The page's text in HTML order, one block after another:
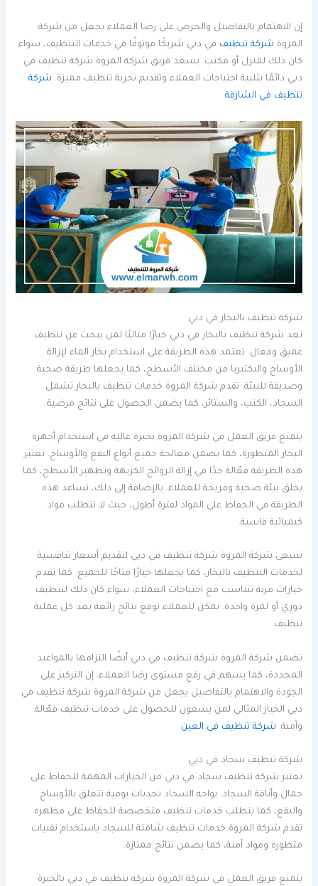
إن الاهتمام بالتفاصيل والحرص على رضا العملاء يجعل من شركة
المروة شركة تنظيف في دبي شريكًا موثوقًا في خدمات التنظيف، سواء
كان ذلك لمنزل أو مكتب. يسعد فريق شركة المروة شركة تنظيف في
دبي دائمًا بتلبية احتياجات العملاء وتقديم تجربة تنظيف مميزة. شركة
تنظيف في الشارقة
شركة تنظيف بالبخار في دبي
تعد شركة تنظيف بالبخار في دبي خيارًا مثاليًا لمن يبحث عن تنظيف
عميق وفعال. تعتمد هذه الطريقة على استخدام بخار الماء لإزالة
الأوساخ والبكتيريا من مختلف الأسطح، كما يجعلها طريقة صحية
وصديقة للبيئة. تقدم شركة المروة خدمات تنظيف بالبخار تشمل
السجاد، الكنب، والستائر، كما يضمن الحصول على نتائج مرضية.
يتمتع فريق العمل في شركة المروة بخبرة عالية في استخدام أجهزة
البخار المتطورة، كما يضمن معالجة جميع أنواع البقع والأوساخ. تعتبر
هذه الطريقة فعّالة جدًا في إزالة الروائح الكريهة وتطهير الأسطح، كما
يخلق بيئة صحية ومريحة للعملاء. بالإضافة إلى ذلك، تساعد هذه
الطريقة في الحفاظ على المواد لفترة أطول، حيث لا تتطلب مواد
كيميائية قاسية.
تسعى شركة المروة شركة تنظيف في دبي لتقديم أسعار تنافسية
لخدمات التنظيف بالبخار، كما يجعلها خيارًا متاحًا للجميع. كما تقدم
خيارات مرنة تتناسب مع احتياجات العملاء، سواء كان ذلك لتنظيف
دوري أو لمرة واحدة. يمكن للعملاء توقع نتائج رائعة بعد كل عملية
تنظيف.
تضمن شركة المروة شركة تنظيف في دبي أيضًا التزامها بالمواعيد
المحددة، كما يسهم في رفع مستوى رضا العملاء. إن التركيز على
الجودة والاهتمام بالتفاصيل يجعل من شركة المروة شركة تنظيف في
دبي الخيار المثالي لمن يسعون للحصول على خدمات تنظيف فعّالة
وآمنة. شركة تنظيف في العين
شركة تنظيف سجاد في دبي
تعتبر شركة تنظيف سجاد في دبي من الخيارات المهمة للحفاظ على
جمال وأناقة السجاد. يواجه السجاد تحديات يومية تتعلق بالأوساخ
والبقع، كما يتطلب خدمات تنظيف متخصصة للحفاظ على مظهره.
تقدم شركة المروة خدمات تنظيف شاملة للسجاد باستخدام تقنيات
متطورة ومواد آمنة، كما يضمن نتائج ممتازة.
يتمتع فريق العمل في شركة المروة شركة تنظيف في دبي بالخبرة